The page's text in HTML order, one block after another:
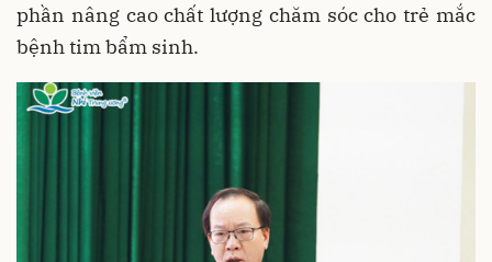
phần nâng cao chất lượng chăm sóc cho trẻ mắc
bệnh tim bẩm sinh.